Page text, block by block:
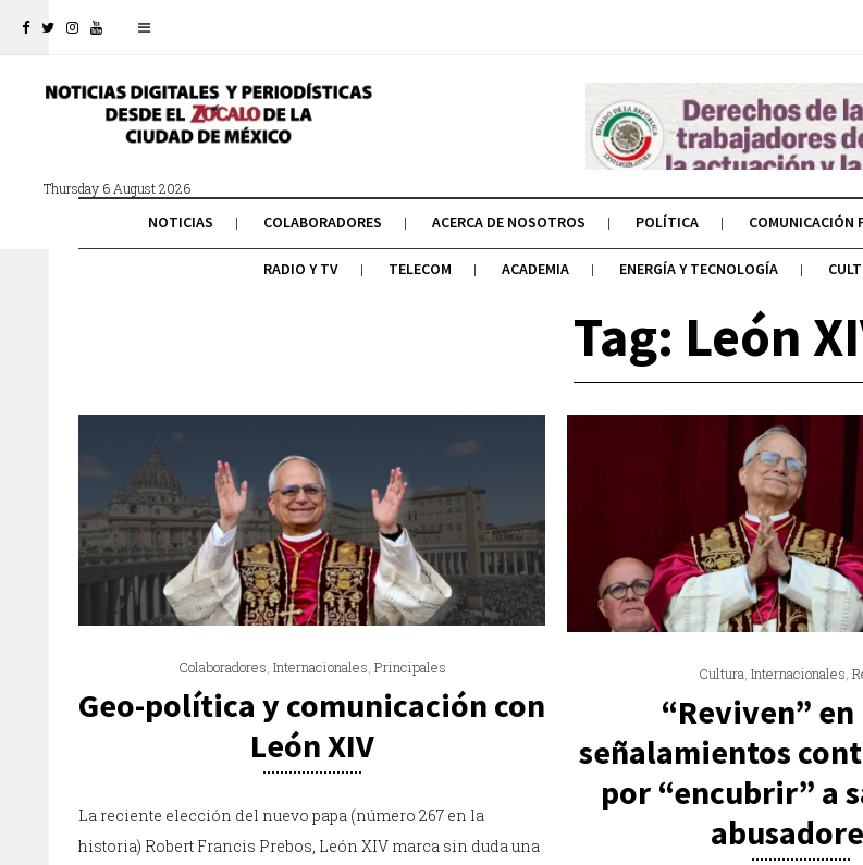
Thursday 6 August 2026
NOTICIAS COLABORADORES ACERCA DE NOSOTROS POLÍTICA COMUNICACIÓN
RADIO Y TV TELECOM ACADEMIA ENERGÍA Y TECNOLOGÍA
Tag: León
Colaboradores, Internacionales, Principales
Geo-política y comunicación con
León XIV
La reciente elección del nuevo papa (número 267 en la
historia) Robert Francis Prebos, León XIV marca sin duda una
Cultura, Internacionales,
“Reviven” en
señalamientos
por “encubrir” a